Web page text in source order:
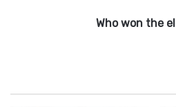
Who won the